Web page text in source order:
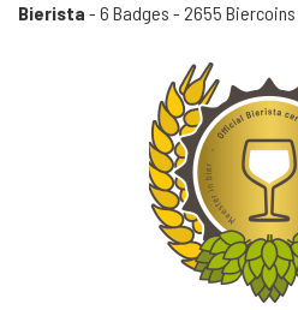
Bierista - 6 Badges - 2655 Biercoins